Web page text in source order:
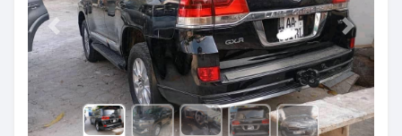
Previous Next